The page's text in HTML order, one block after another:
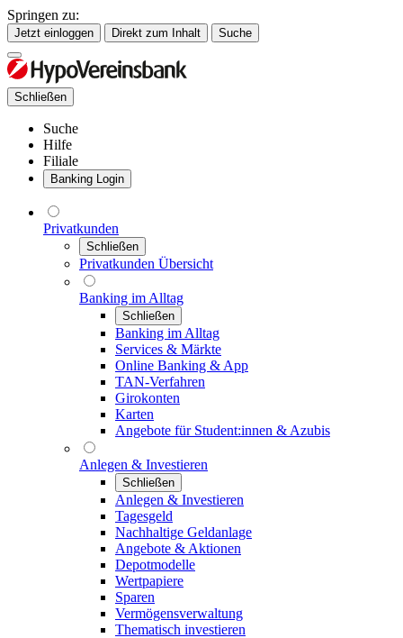
Springen zu:
Jetzt einloggen Direkt zum Inhalt Suche
Schließen
Suche
Hilfe
Filiale
Banking Login
Privatkunden
Schließen
Privatkunden Übersicht
Banking im Alltag
Schließen
Banking im Alltag
Services & Märkte
Online Banking & App
TAN-Verfahren
Girokonten
Karten
Angebote für Student:innen & Azubis
Anlegen & Investieren
Schließen
Anlegen & Investieren
Tagesgeld
Nachhaltige Geldanlage
Angebote & Aktionen
Depotmodelle
Wertpapiere
Sparen
Vermögensverwaltung
Thematisch investieren